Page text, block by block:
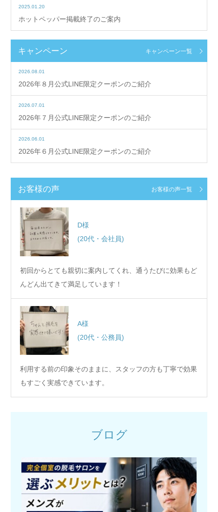
2025.01.20
ホットペッパー掲載終了のご案内
キャンペーン キャンペーン一覧
2026.08.01
2026年８月公式LINE限定クーポンのご紹介
2026.07.01
2026年７月公式LINE限定クーポンのご紹介
2026.06.01
2026年６月公式LINE限定クーポンのご紹介
お客様の声 お客様の声一覧
D様
(20代・会社員)
初回からとても親切に案内してくれ、通うたびに効果もど
んどん出てきて満足しています！
A様
(20代・公務員)
利用する前の印象そのままに、スタッフの方も丁寧で効果
もすごく実感できています。
ブログ